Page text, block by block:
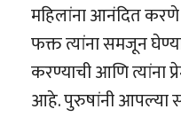
महिलांना आनंदित
फक्त त्यांना समजून
करण्याची आणि त्यांना
आहे. पुरुषांनी आपल्या